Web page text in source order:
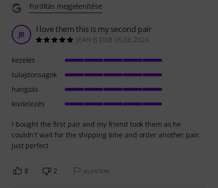
Fordítás megjelenítése
JB I love them this is my second pair
JEAN B DXB 05.08.2024
I bought the first pair and my friend took them as he
couldn't wait for the shipping time and order another pair,
just perfect
kezelés
tulajdonsagok
hangzás
kivitelezés
8 2 JELENTEM!